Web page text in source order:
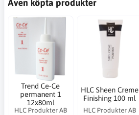
Även köpta produkter
Trend Ce-Ce
permanent 1
12x80ml
HLC Produkter AB
HLC Sheen Creme
Finishing 100 ml
HLC Produkter AB